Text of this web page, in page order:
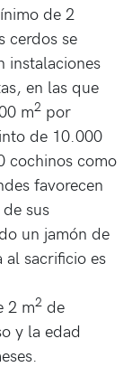
de 2
cerdos se
instalaciones
en las que
m2 por
de 10.000
cochinos como
favorecen
sus
un jamón de
sacrificio es
2 m2 de
y la edad